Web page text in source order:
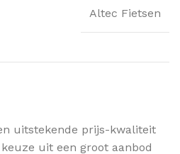
Altec Fietsen
uitstekende prijs-kwaliteit
uit een groot aanbod